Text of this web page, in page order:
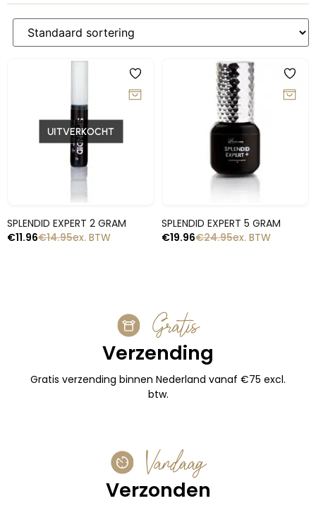
UITVERKOCHT
SPLENDID EXPERT 2 GRAM
€14.95
€11.96 ex. BTW
SPLENDID EXPERT 5 GRAM
€24.95
€19.96 ex. BTW
Gratis
Verzending
Gratis verzending binnen Nederland vanaf €75 excl.
btw.
Vandaag
Verzonden